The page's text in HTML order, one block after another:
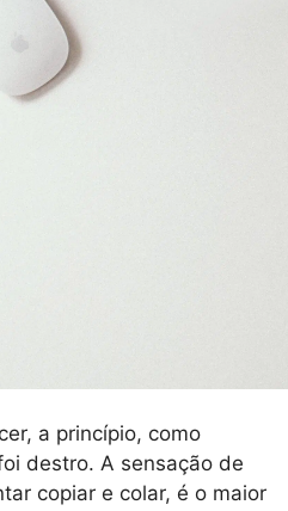
a princípio, como
destro. A sensação de
copiar e colar, é o maior